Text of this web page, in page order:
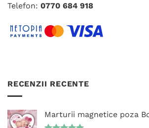
Telefon: 0770 684 918
RECENZII RECENTE
Marturii magnetice poza